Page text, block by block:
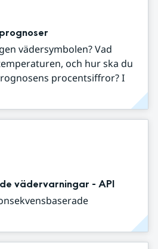
vädersymbolen? Vad
och hur ska du
procentsiffror? I
vädervarningar - API